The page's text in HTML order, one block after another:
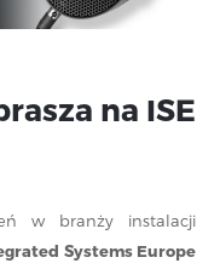
na ISE
w branży instalacji
Systems Europe